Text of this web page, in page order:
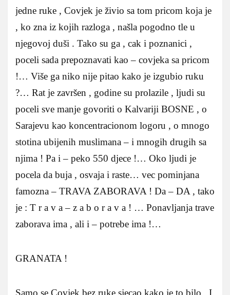
jedne ruke , Covjek je živio sa tom pricom koja je
, ko zna iz kojih razloga , našla pogodno tle u
njegovoj duši . Tako su ga , cak i poznanici ,
poceli sada prepoznavati kao – covjeka sa pricom
!… Više ga niko nije pitao kako je izgubio ruku
?… Rat je završen , godine su prolazile , ljudi su
poceli sve manje govoriti o Kalvariji BOSNE , o
Sarajevu kao koncentracionom logoru , o mnogo
stotina ubijenih muslimana – i mnogih drugih sa
njima ! Pa i – peko 550 djece !… Oko ljudi je
pocela da buja , osvaja i raste… vec pominjana
famozna – TRAVA ZABORAVA ! Da – DA , tako
je : T r a v a – z a b o r a v a ! … Ponavljanja trave
zaborava ima , ali i – potrebe ima !…
GRANATA !
Samo se Covjek bez ruke sjecao kako je to bilo . I